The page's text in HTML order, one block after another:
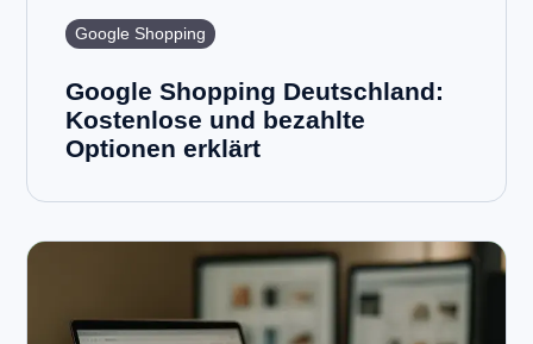
Google Shopping
Google Shopping Deutschland:
Kostenlose und bezahlte
Optionen erklärt